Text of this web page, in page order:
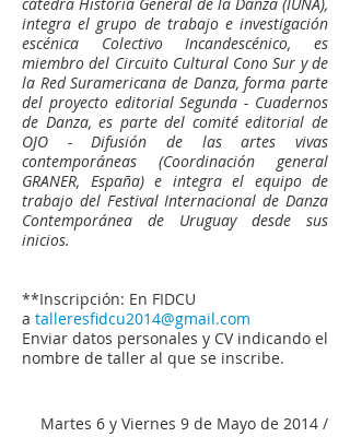
integra el grupo de trabajo e investigación
escéni­ca Colectivo Incandescénico, es
miembro del Circuito Cultural Cono Sur y de
la Red Suramericana de Danza, forma parte
del proyecto editorial Segunda - Cuadernos
de Danza, es parte del comité editorial de
OJO - Difusión de las artes vivas
contemporáneas (Coordinación general
GRANER, España) e integra el equipo de
trabajo del Festival Internacional de Danza
Contemporánea de Uruguay desde sus
inicios.
**Inscripción: En FIDCU
a talleresfidcu2014@gmail.com
Enviar datos personales y CV indicando el
nombre de taller al que se inscribe.
Martes 6 y Viernes 9 de Mayo de 2014 /